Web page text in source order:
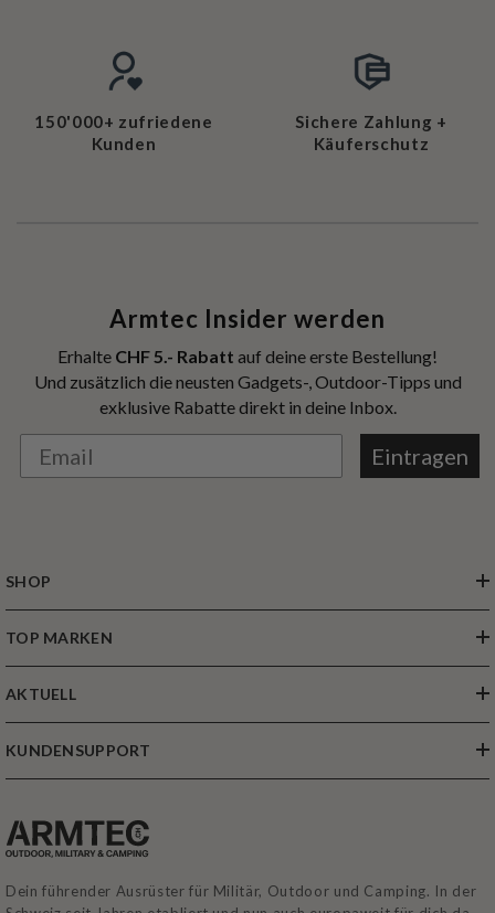
150'000+ zufriedene
Kunden
Sichere Zahlung +
Käuferschutz
Armtec Insider werden
Erhalte CHF 5.- Rabatt auf deine erste Bestellung!
Und zusätzlich die neusten Gadgets-, Outdoor-Tipps und
exklusive Rabatte direkt in deine Inbox.
Eintragen
SHOP
TOP MARKEN
AKTUELL
KUNDENSUPPORT
Dein führender Ausrüster für Militär, Outdoor und Camping. In der